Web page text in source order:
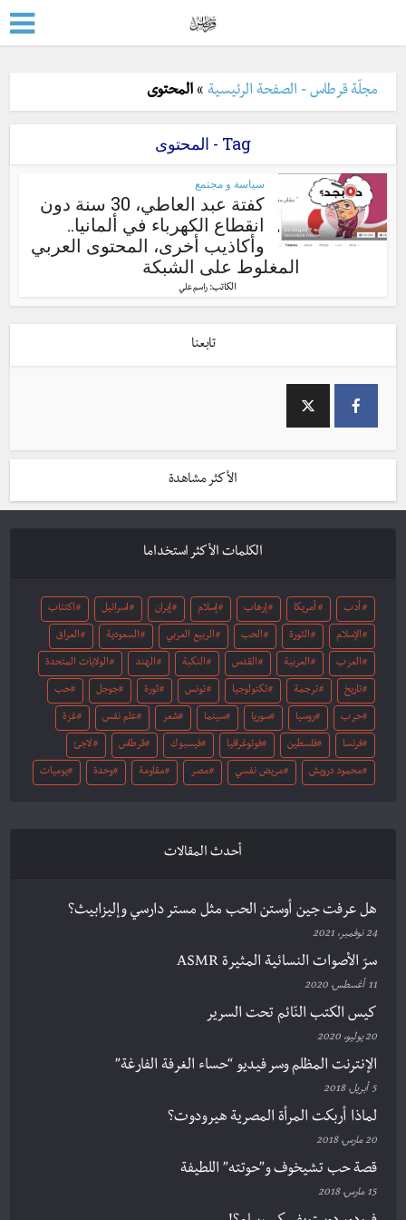
مجلّة قرطاس - الصفحة الرئيسية »المحتوى
Tag - المحتوى
سياسة و مجتمع
كفتة عبد العاطي، 30 سنة دون
انقطاع الكهرباء في ألمانيا..
وأكاذيب أخرى، المحتوى العربي
المغلوط على الشبكة
الكاتب: راسم علي
تابعنا
الأكثر مشاهدة
الكلمات الأكثر استخداما
أدب أمريكا إرهاب إسلام إيران اسرائيل اكتئاب
الإسلام الثورة الحب الربيع العربي السعودية العراق
العرب العربية القدس النكبة الهند الولايات المتحدة
تاريخ ترجمة تكنولوجيا تونس ثورة جوجل حب
حرب روسيا سوريا سينما شعر علم نفس غزة
فرنسا فلسطين فوتوغرافيا فيسبوك قرطاس لاجئ
محمود درويش مريض نفسي مصر مقاومة وحدة يوميات
أحدث المقالات
هل عرفت جين أوستن الحب مثل مستر دارسي وإليزابيث؟
24 نوفمبر، 2021
سرّ الأصوات النسائية المثيرة ASMR
11 أغسطس، 2020
كيس الكتب النّائم تحت السرير
20 يوليو، 2020
الإنترنت المظلم وسر فيديو “حساء الغرفة الفارغة”
5 أبريل، 2018
لماذا أربكت المرأة المصرية هيرودوت؟
20 مارس، 2018
قصة حب تشيخوف و”حوتته” اللطيفة
15 مارس، 2018